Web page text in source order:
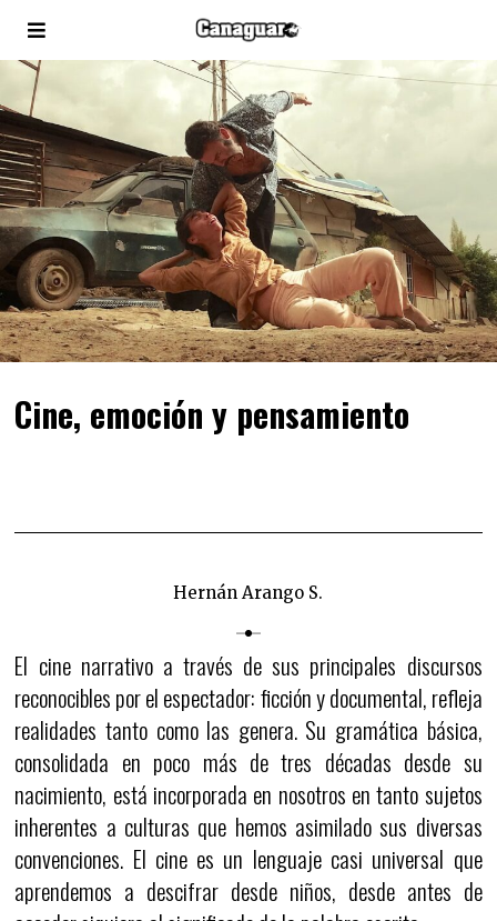
Cine, emoción y pensamiento
Hernán Arango S.
El cine narrativo a través de sus principales discursos
reconocibles por el espectador: ficción y documental, refleja
realidades tanto como las genera. Su gramática básica,
consolidada en poco más de tres décadas desde su
nacimiento, está incorporada en nosotros en tanto sujetos
inherentes a culturas que hemos asimilado sus diversas
convenciones. El cine es un lenguaje casi universal que
aprendemos a descifrar desde niños, desde antes de